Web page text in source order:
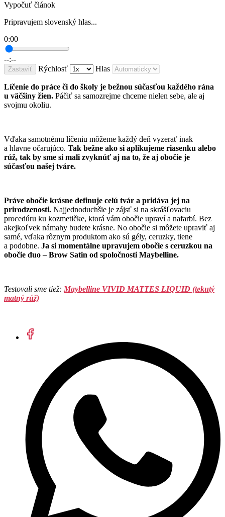
Vypočuť článok
Pripravujem slovenský hlas...
0:00
--:--
Zastaviť Rýchlosť Hlas
Líčenie do práce či do školy je bežnou súčasťou každého rána
u väčšiny žien. Páčiť sa samozrejme chceme nielen sebe, ale aj
svojmu okoliu.
Vďaka samotnému líčeniu môžeme každý deň vyzerať inak
a hlavne očarujúco. Tak bežne ako si aplikujeme riasenku alebo
rúž, tak by sme si mali zvyknúť aj na to, že aj obočie je
súčasťou našej tváre.
Práve obočie krásne definuje celú tvár a pridáva jej na
prirodzenosti. Najjednoduchšie je zájsť si na skrášľovaciu
procedúru ku kozmetičke, ktorá vám obočie upraví a nafarbí. Bez
akejkoľvek námahy budete krásne. No obočie si môžete upraviť aj
samé, vďaka rôznym produktom ako sú gély, ceruzky, tiene
a podobne. Ja si momentálne upravujem obočie s ceruzkou na
obočie duo – Brow Satin od spoločnosti Maybelline.
Testovali sme tiež: Maybelline VIVID MATTES LIQUID (tekutý
matný rúž)